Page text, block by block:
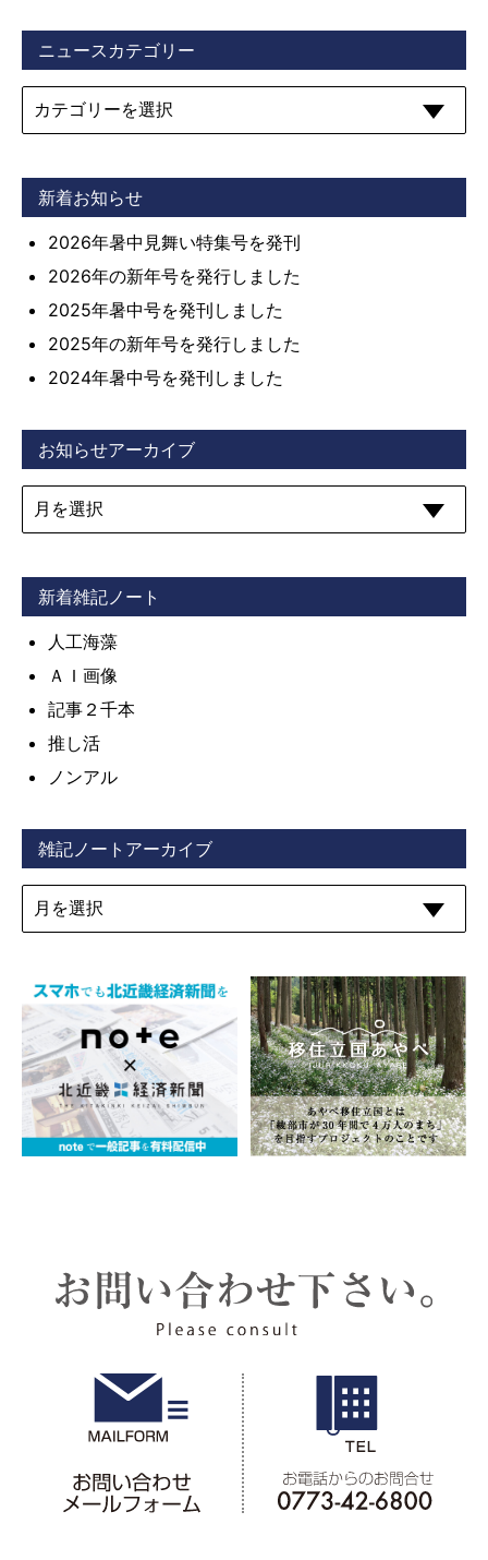
ニュースカテゴリー
新着お知らせ
2026年暑中見舞い特集号を発刊
2026年の新年号を発行しました
2025年暑中号を発刊しました
2025年の新年号を発行しました
2024年暑中号を発刊しました
お知らせアーカイブ
新着雑記ノート
人工海藻
ＡＩ画像
記事２千本
推し活
ノンアル
雑記ノートアーカイブ